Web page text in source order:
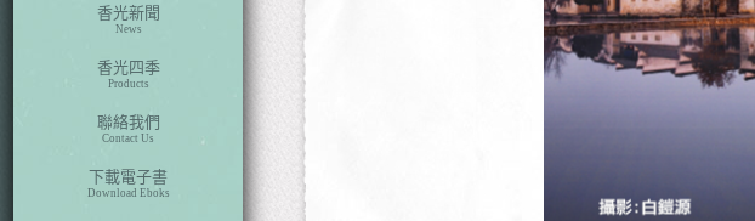
香光新聞
News
香光四季
Products
聯絡我們
Contact Us
下載電子書
Download Eboks